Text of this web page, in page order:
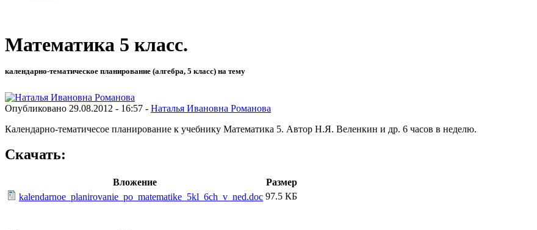
Математика 5 класс.
календарно-тематическое планирование (алгебра, 5 класс) на тему
Опубликовано 29.08.2012 - 16:57 - Наталья Ивановна Романова
Календарно-тематичесое планирование к учебнику Математика 5. Автор Н.Я. Веленкин и др. 6 часов в неделю.
Скачать:
Вложение
Размер
kalendarnoe_planirovanie_po_matematike_5kl_6ch_v_ned.doc 97.5 КБ